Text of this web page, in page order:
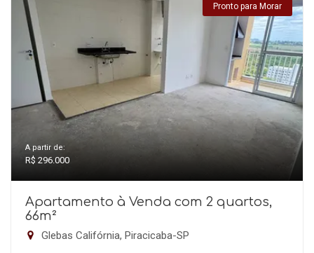
Pronto para Morar
A partir de:
R$ 296.000
Apartamento à Venda com 2 quartos,
66m²
Glebas Califórnia, Piracicaba-SP